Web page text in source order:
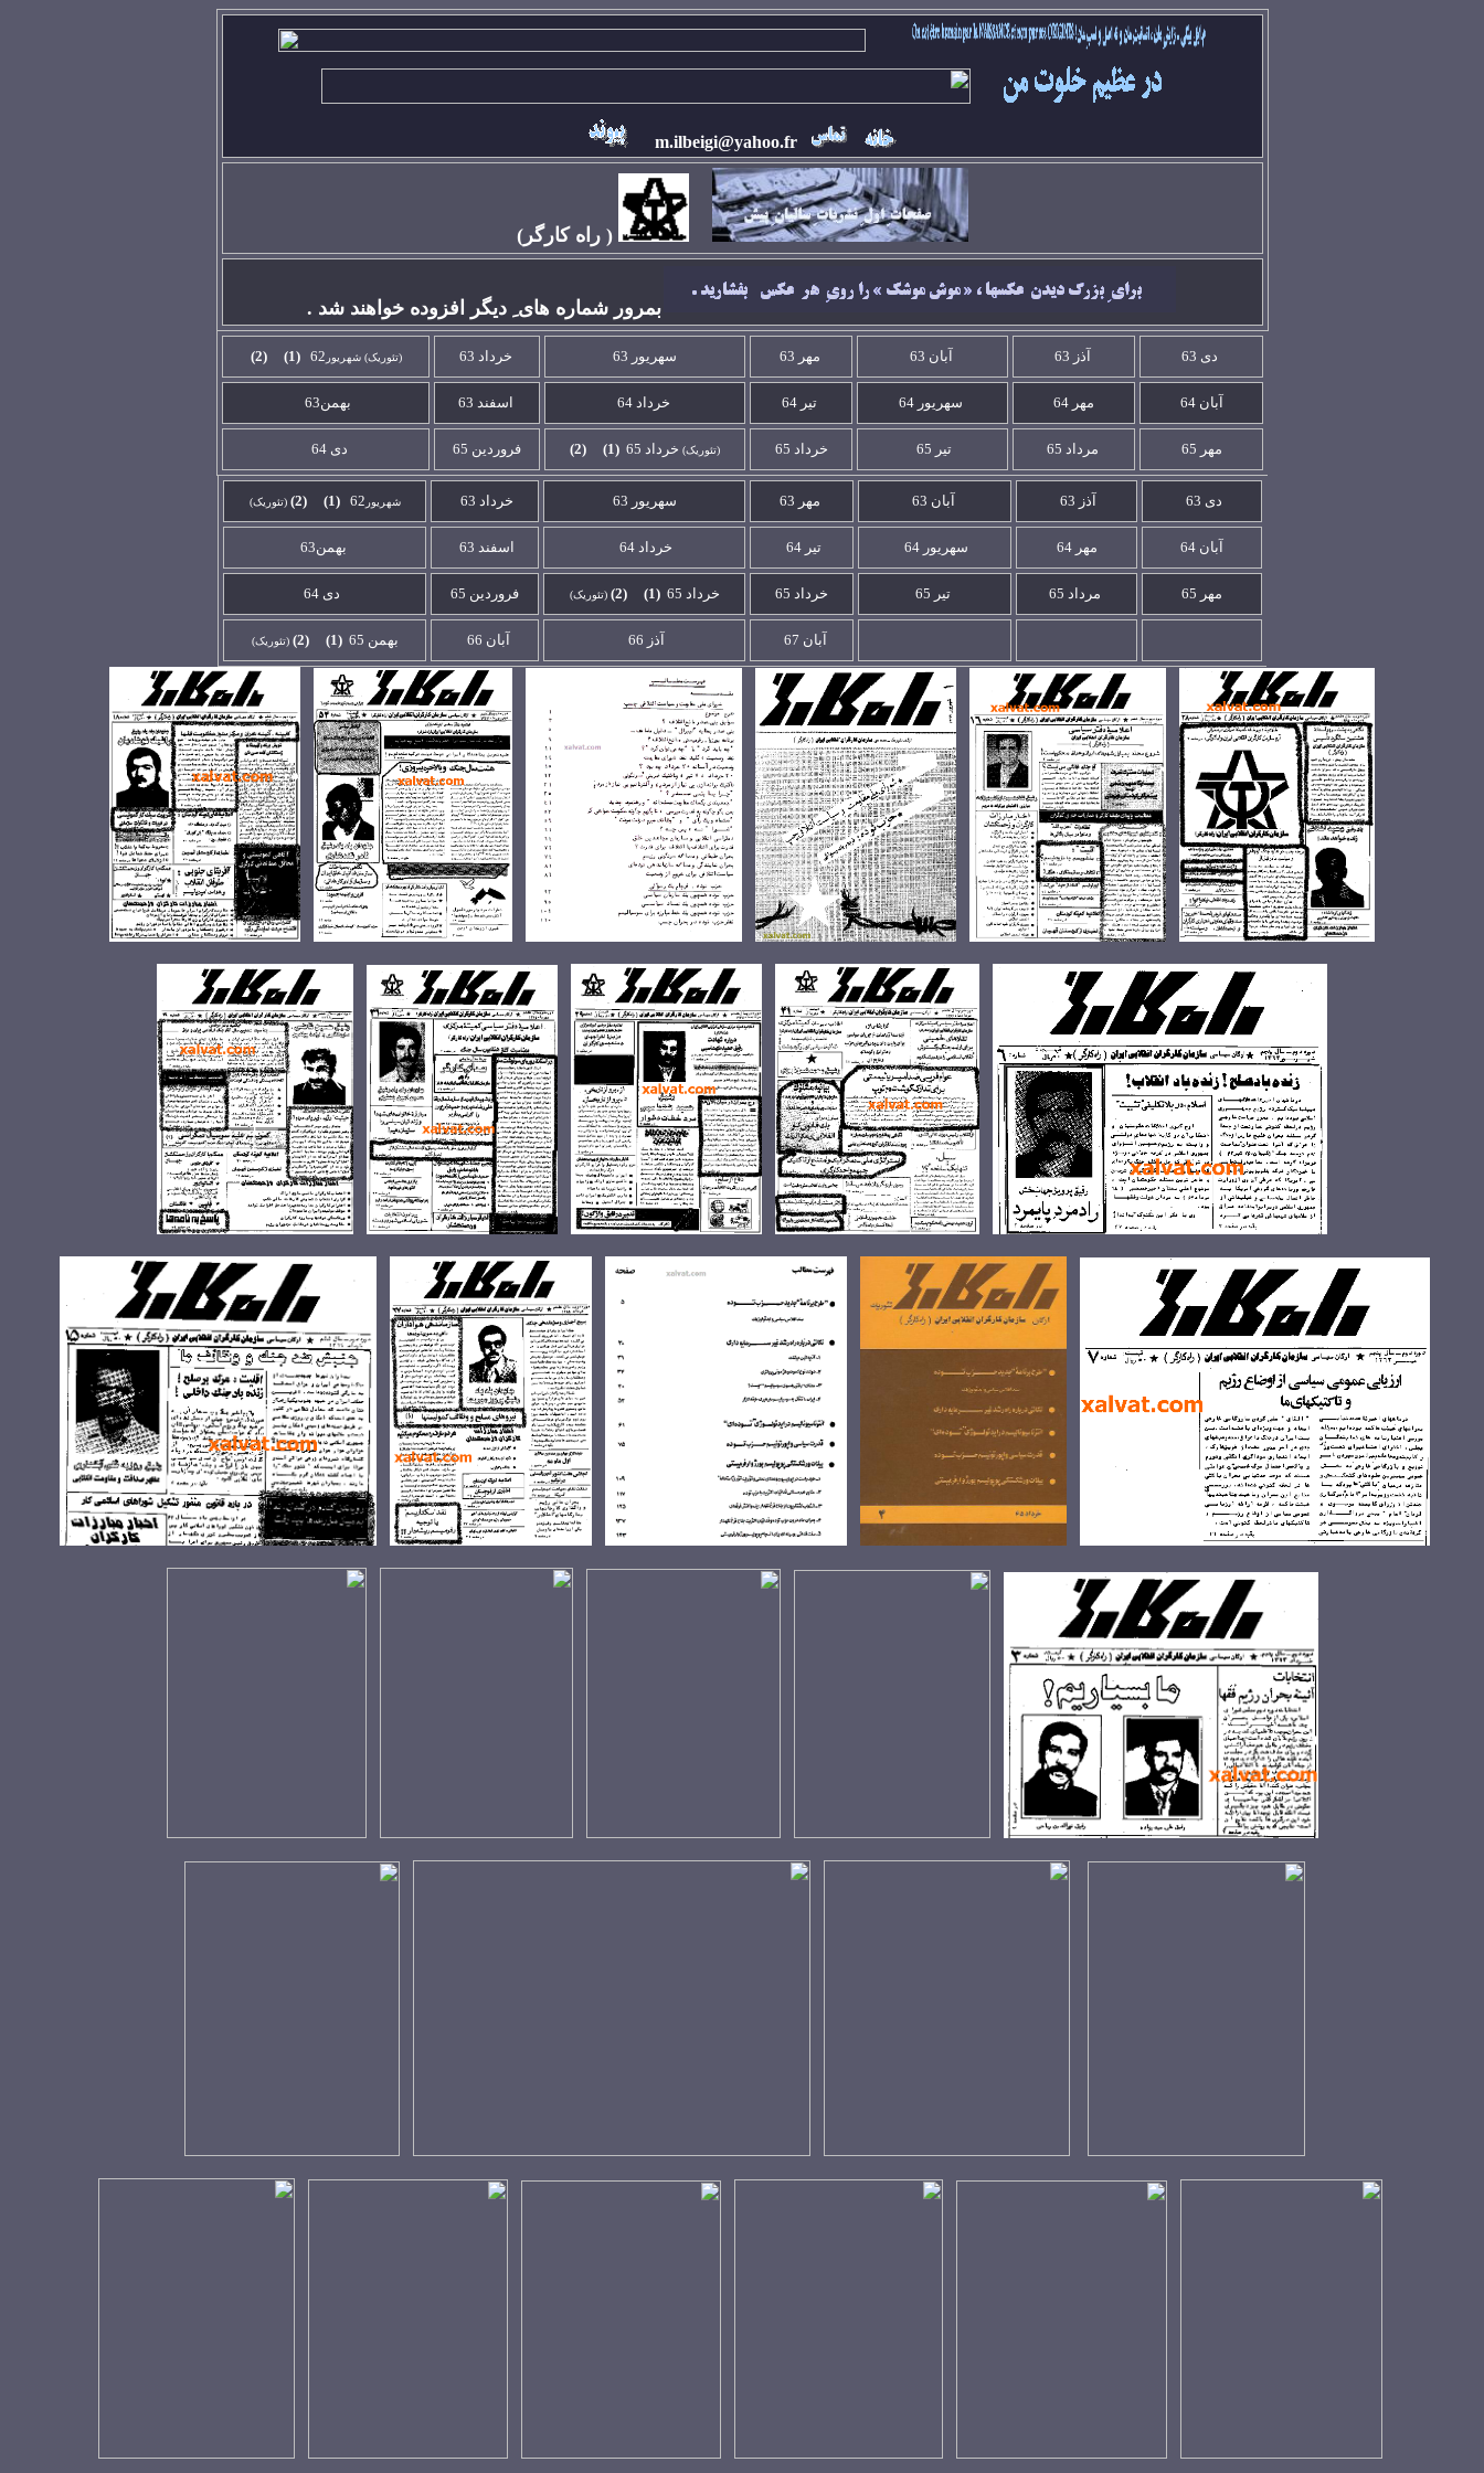
m.ilbeigi@yahoo.fr
( راه کارگر)
بمرور شماره های ِ ديگر افزوده خواهند شد .
دی 63 آذز 63 آبان 63 مهر 63 سهريور 63 خرداد 63 (تئوريک) شهريور 62
(1)
(2)
آبان 64 مهر سهريور 64 تير خرداد 64 اسفند 63 بهمن63
مهر 65 مرداد 65 تير 65 خرداد 65 (تئوريک) خرداد 65 (1)
(2) فروردين 65 دی 64
دی 63 آذز 63 آبان 63 مهر 63 سهريور 63 خرداد 63 (تئوريک) شهريور 62
(1)
(2)
آبان 64 مهر 64 سهريور 64 تير 64 خرداد اسفند 63 بهمن63
مهر 65 مرداد 65 خرداد 65 (تئوريک) خرداد 65 (1)
(2) فروردين 65 دی 64
آبان 67 آذز 66 آبان 6 (تئوريک) بهمن 65 (1)
(2)